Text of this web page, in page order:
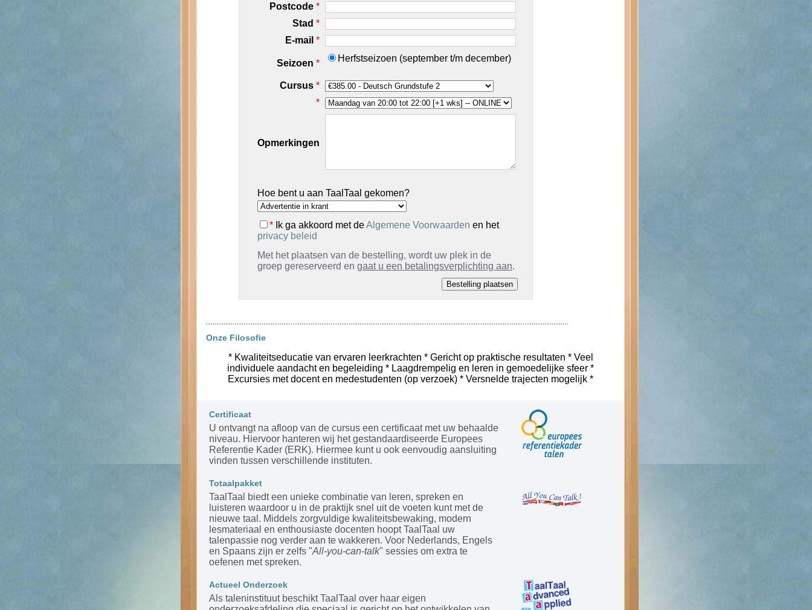
Postcode *
Stad *
E-mail *
Seizoen * Herfstseizoen (september t/m december)
Cursus *
*
Opmerkingen
Hoe bent u aan TaalTaal gekomen?
*Ik ga akkoord met deAlgemene Voorwaarden en het
privacy beleid
Met het plaatsen van de bestelling, wordt uw plek in de
groep gereserveerd en gaat u een betalingsverplichting aan.
Onze Filosofie
* Kwaliteitseducatie van ervaren leerkrachten * Gericht op praktische resultaten * Veel
individuele aandacht en begeleiding * Laagdrempelig en leren in gemoedelijke sfeer *
Excursies met docent en medestudenten (op verzoek) * Versnelde trajecten mogelijk *
Certificaat
U ontvangt na afloop van de cursus een certificaat met uw behaalde
niveau. Hiervoor hanteren wij het gestandaardiseerde Europees
Referentie Kader (ERK). Hiermee kunt u ook eenvoudig aansluiting
vinden tussen verschillende instituten.
Totaalpakket
TaalTaal biedt een unieke combinatie van leren, spreken en
luisteren waardoor u in de praktijk snel uit de voeten kunt met de
nieuwe taal. Middels zorgvuldige kwaliteitsbewaking, modern
lesmateriaal en enthousiaste docenten hoopt TaalTaal uw
talenpassie nog verder aan te wakkeren. Voor Nederlands, Engels
en Spaans zijn er zelfs "All-you-can-talk" sessies om extra te
oefenen met spreken.
Actueel Onderzoek
Als taleninstituut beschikt TaalTaal over haar eigen